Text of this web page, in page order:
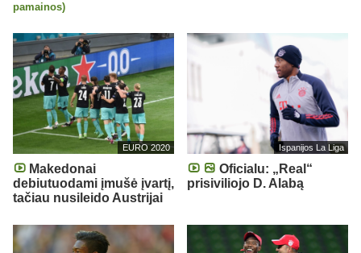
pamainos)
EURO 2020
Makedonai
debiutuodami įmušė įvartį,
tačiau nusileido Austrijai
Ispanijos La Liga
Oficialu: „Real“
prisiviliojo D. Alabą